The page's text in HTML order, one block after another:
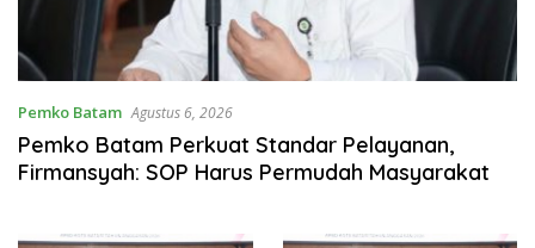
Pemko Batam Agustus 6, 2026
Pemko Batam Perkuat Standar Pelayanan,
Firmansyah: SOP Harus Permudah Masyarakat